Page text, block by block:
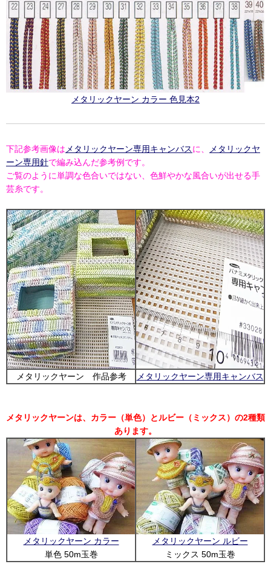
メタリックヤーン カラー 色見本2
下記参考画像は メタリックヤーン専用キャンバスに、
メタリックヤ
ーン専用針で編み込んだ参考例です。
ご覧のように単調な色合いではない、色鮮やかな風合いが出せる手
芸糸です。
メタリックヤーン 作品参考 メタリックヤーン専用キャンバス
メタリックヤーンは、カラー（単色）とルビー（ミックス）の2種類
あります。
メタリックヤーン カラー
単色 50m玉巻
メタリックヤーン ルビー
ミックス 50m玉巻